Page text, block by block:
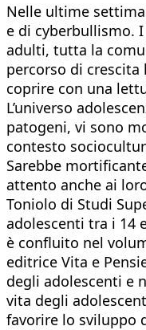
Nelle ultime
e di cyberbullismo.
adulti, tutta la
percorso di
coprire con una
L’universo
patogeni, vi sono
contesto
Sarebbe
attento anche ai
Toniolo di Studi
adolescenti tra i 14
è confluito nel
editrice Vita e
degli adolescenti e
vita degli
favorire lo sviluppo